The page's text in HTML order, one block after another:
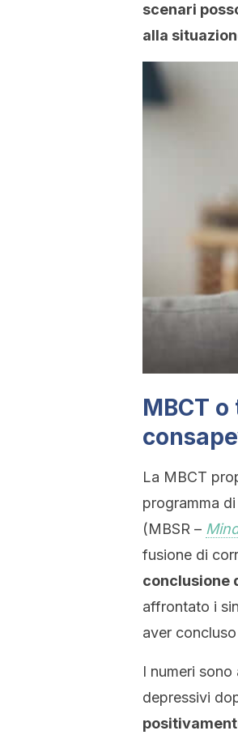
scenari
alla
MBCT
La MBCT
programma
(MBSR –
fusione di
conclusione
affrontato i
aver
I numeri
depressivi